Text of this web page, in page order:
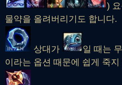
)
물약을 올려버리기도 합니다.
상대가
일 때는
이라는 옵션 때문에 쉽게 죽